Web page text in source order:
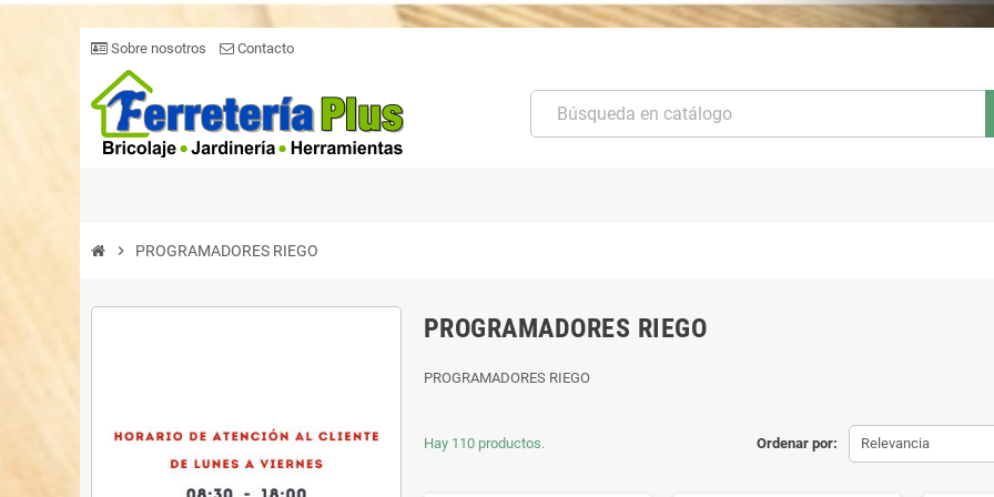
Sobre nosotros Contacto
chevron_right PROGRAMADORES RIEGO
PROGRAMADORES RIEGO
PROGRAMADORES RIEGO
Ordenar por: Relevancia
Hay 110 productos.